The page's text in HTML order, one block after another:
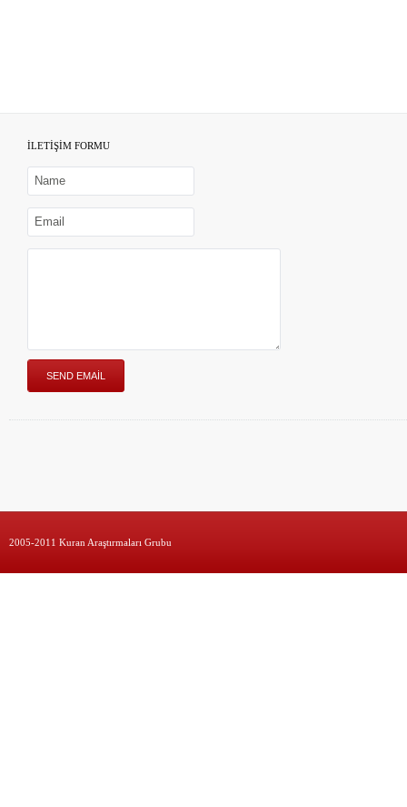
İLETİŞİM FORMU
2005-2011 Kuran Araştırmaları Grubu